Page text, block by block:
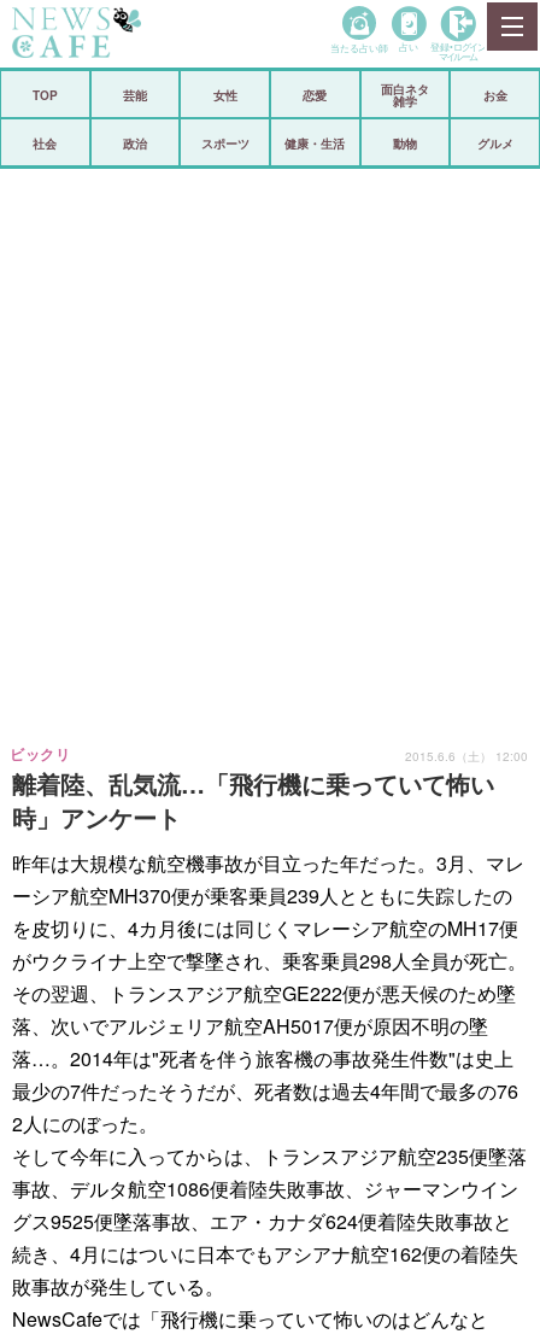
政治
当たる占い師 占い 登録• ログイン
マイルーム
TOP 芸能 女性 恋愛
面白ネタ
雑学
お金
社会 政治 スポーツ 健康・生活 動物 グルメ
離着陸、乱気流…「飛行機に乗っていて怖い
時」アンケート
ビックリ 2015.6.6（土） 12:00
昨年は大規模な航空機事故が目立った年だった。3月、マレ
ーシア航空MH370便が乗客乗員239人とともに失踪したの
を皮切りに、4カ月後には同じくマレーシア航空のMH17便
がウクライナ上空で撃墜され、乗客乗員298人全員が死亡。
その翌週、トランスアジア航空GE222便が悪天候のため墜
落、次いでアルジェリア航空AH5017便が原因不明の墜
落…。2014年は"死者を伴う旅客機の事故発生件数"は史上
最少の7件だったそうだが、死者数は過去4年間で最多の76
2人にのぼった。
そして今年に入ってからは、トランスアジア航空235便墜落
事故、デルタ航空1086便着陸失敗事故、ジャーマンウイン
グス9525便墜落事故、エア・カナダ624便着陸失敗事故と
続き、4月にはついに日本でもアシアナ航空162便の着陸失
敗事故が発生している。
NewsCafeでは「飛行機に乗っていて怖いのはどんなと